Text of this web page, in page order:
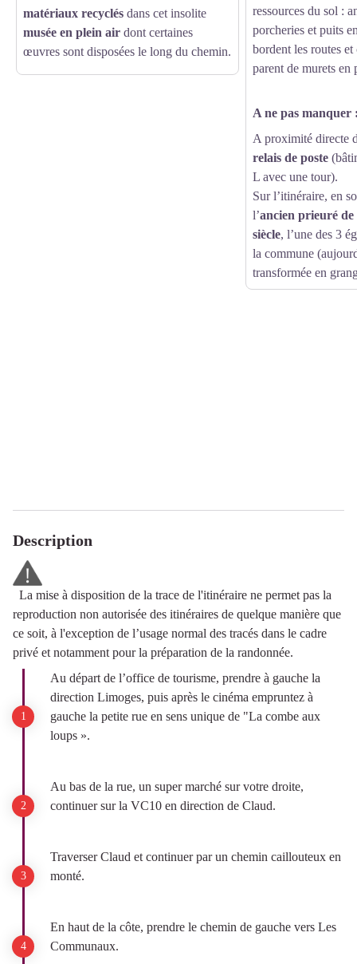
matériaux recyclés dans cet insolite
musée en plein air dont certaines
œuvres sont disposées le long du chemin.
ressources du sol :
porcheries et puits
bordent les routes
parent de murets en
A ne pas manquer
A proximité directe
relais de poste
L avec une tour).
Sur l’itinéraire, en
l’ancien prieuré
siècle, l’une des 3
la commune
transformée en
Description
La mise à disposition de la trace de l'itinéraire ne permet pas la
reproduction non autorisée des itinéraires de quelque manière que
ce soit, à l'exception de l’usage normal des tracés dans le cadre
privé et notamment pour la préparation de la randonnée.
Au départ de l’office de tourisme, prendre à gauche la
direction Limoges, puis après le cinéma empruntez à
gauche la petite rue en sens unique de "La combe aux
loups ».
Au bas de la rue, un super marché sur votre droite,
continuer sur la VC10 en direction de Claud.
Traverser Claud et continuer par un chemin caillouteux en
monté.
En haut de la côte, prendre le chemin de gauche vers Les
Communaux.